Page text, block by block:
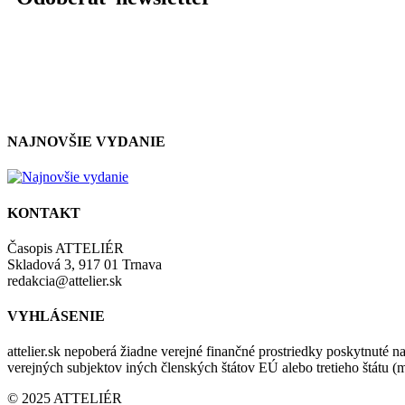
NAJNOVŠIE VYDANIE
KONTAKT
Časopis ATTELIÉR
Skladová 3, 917 01 Trnava
redakcia@attelier.sk
VYHLÁSENIE
attelier.sk nepoberá žiadne verejné finančné prostriedky poskytnuté
verejných subjektov iných členských štátov EÚ alebo tretieho štátu
© 2025 ATTELIÉR